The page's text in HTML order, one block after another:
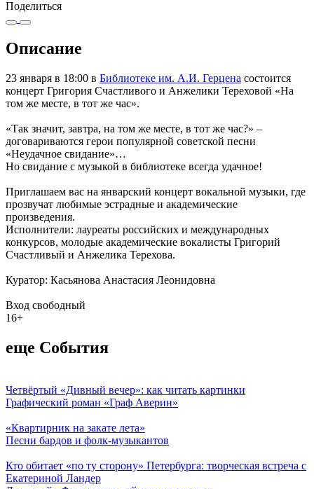
Поделиться
Описание
23 января в 18:00 в Библиотеке им. А.И. Герцена состоится
концерт Григория Счастливого и Анжелики Тереховой «На
том же месте, в тот же час».
«Так значит, завтра, на том же месте, в тот же час?» –
договариваются герои популярной советской песни
«Неудачное свидание»…
Но свидание с музыкой в библиотеке всегда удачное!
Приглашаем вас на январский концерт вокальной музыки, где
прозвучат любимые эстрадные и академические
произведения.
Исполнители: лауреаты российских и международных
конкурсов, молодые академические вокалисты Григорий
Счастливый и Анжелика Терехова.
Куратор: Касьянова Анастасия Леонидовна
Вход свободный
16+
еще События
Четвёртый «Дивный вечер»: как читать картинки
Графический роман «Граф Аверин»
«Квартирник на закате лета»
Песни бардов и фолк-музыкантов
Кто обитает «по ту сторону» Петербурга: творческая встреча с
Екатериной Ландер